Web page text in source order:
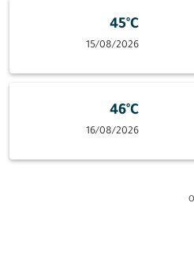
45°C
15/08/2026
46°C
16/08/2026